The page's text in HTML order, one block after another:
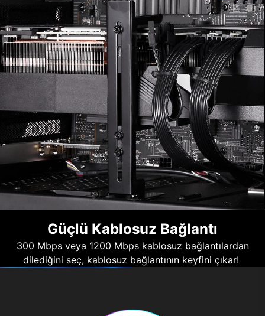
Güçlü Kablosuz Bağlantı
300 Mbps veya 1200 Mbps kablosuz bağlantılardan
dilediğini seç, kablosuz bağlantının keyfini çıkar!